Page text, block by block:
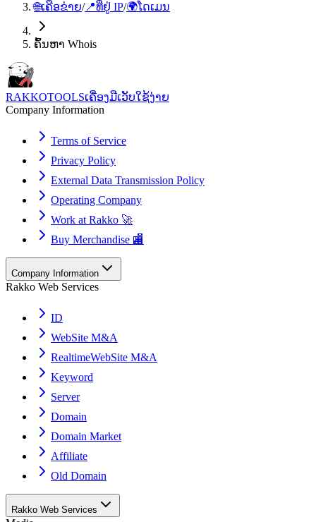
🌐ເຄືອຂ່າຍ/📍ທີ່ຢູ່ IP/🌍ໂດເມນ
ຄົ້ນຫາ Whois
RAKKOTOOLSເຄື່ອງມືເວັບໃຊ້ງ່າຍ
Company Information
Terms of Service
Privacy Policy
External Data Transmission Policy
Operating Company
Work at Rakko 🚀
Buy Merchandise 🏬
Company Information
Rakko Web Services
ID
WebSite M&A
RealtimeWebSite M&A
Keyword
Server
Domain
Domain Market
Affiliate
Old Domain
Rakko Web Services